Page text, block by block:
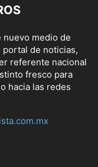
nuevo medio de
portal de noticias,
referente nacional
fresco para
hacia las redes